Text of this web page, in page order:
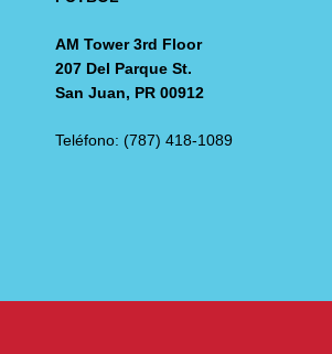
AM Tower 3rd Floor
207 Del Parque St.
San Juan, PR 00912
Teléfono: (787) 418-1089